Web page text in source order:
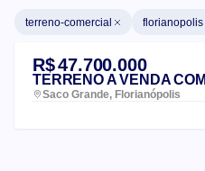
terreno-comercial florianopolis
Lista de imóveis
R$ 47.700.000
TERRENO A VENDA
Saco Grande, Florianópolis